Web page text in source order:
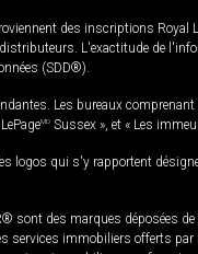
des inscriptions Royal
L'exactitude de
(SDD®).
Les bureaux
MD Sussex », et « Les
logos qui s'y rapportent
sont des marques déposées
services immobiliers offerts